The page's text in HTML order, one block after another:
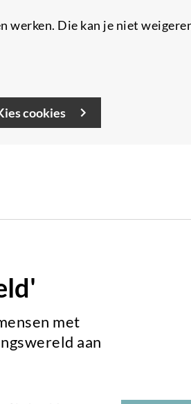
werken. Die kan je niet
cookies
met
aan